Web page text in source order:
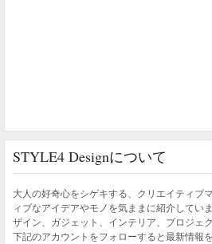
STYLE4 Designについて
大人の好奇心をシゲキする、クリエイティブ
ィブなアイデアやモノを気ままに紹介してい
ザイン、ガジェット、インテリア、プロジェ
下記のアカウントをフォローすると最新情報